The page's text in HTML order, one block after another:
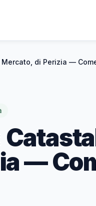
di Perizia —
—